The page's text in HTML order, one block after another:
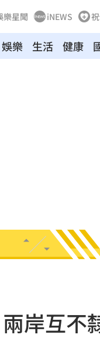
樂星聞 iNEWS
娛樂 生活 健康
岸互不